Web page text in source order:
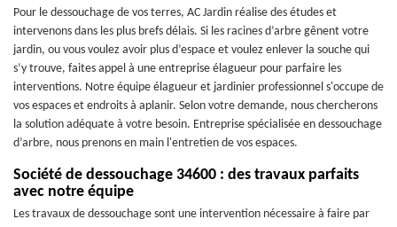
Pour le dessouchage de vos terres, AC Jardin réalise des études et
intervenons dans les plus brefs délais. Si les racines d’arbre gênent votre
jardin, ou vous voulez avoir plus d’espace et voulez enlever la souche qui
s’y trouve, faites appel à une entreprise élagueur pour parfaire les
interventions. Notre équipe élagueur et jardinier professionnel s'occupe de
vos espaces et endroits à aplanir. Selon votre demande, nous chercherons
la solution adéquate à votre besoin. Entreprise spécialisée en dessouchage
d’arbre, nous prenons en main l'entretien de vos espaces.
Société de dessouchage 34600 : des travaux parfaits
avec notre équipe
Les travaux de dessouchage sont une intervention nécessaire à faire par